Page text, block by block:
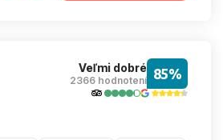
Veľmi dobré
2366 hodnotení 85%